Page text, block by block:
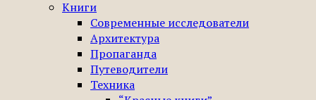
Книги
Современные исследователи
Архитектура
Пропаганда
Путеводители
Техника